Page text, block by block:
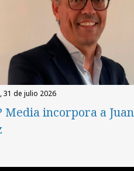
31 de julio 2026
Media incorpora a